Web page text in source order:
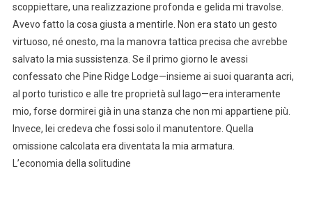
scoppiettare, una realizzazione profonda e gelida mi travolse.
Avevo fatto la cosa giusta a mentirle. Non era stato un gesto
virtuoso, né onesto, ma la manovra tattica precisa che avrebbe
salvato la mia sussistenza. Se il primo giorno le avessi
confessato che Pine Ridge Lodge—insieme ai suoi quaranta acri,
al porto turistico e alle tre proprietà sul lago—era interamente
mio, forse dormirei già in una stanza che non mi appartiene più.
Invece, lei credeva che fossi solo il manutentore. Quella
omissione calcolata era diventata la mia armatura.
L’economia della solitudine